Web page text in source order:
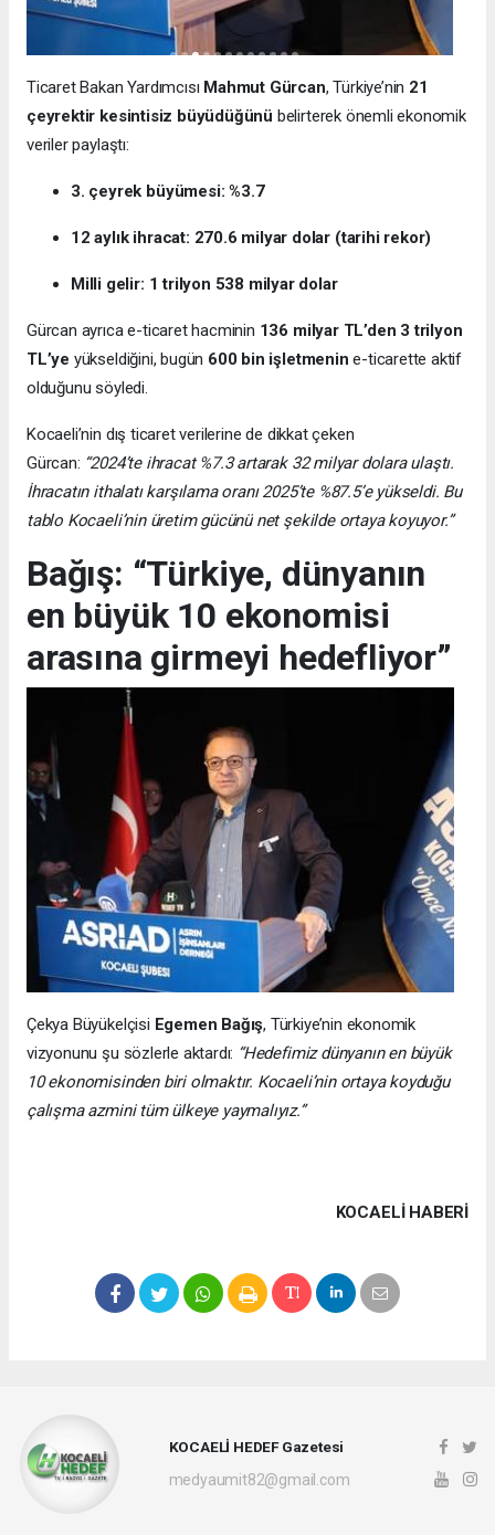
Ticaret Bakan Yardımcısı Mahmut Gürcan, Türkiye’nin 21
çeyrektir kesintisiz büyüdüğünü belirterek önemli ekonomik
veriler paylaştı:
3. çeyrek büyümesi: %3.7
12 aylık ihracat: 270.6 milyar dolar (tarihi rekor)
Milli gelir: 1 trilyon 538 milyar dolar
Gürcan ayrıca e-ticaret hacminin 136 milyar TL’den 3 trilyon
TL’ye yükseldiğini, bugün 600 bin işletmenin e-ticarette aktif
olduğunu söyledi.
Kocaeli’nin dış ticaret verilerine de dikkat çeken
Gürcan: “2024’te ihracat %7.3 artarak 32 milyar dolara ulaştı.
İhracatın ithalatı karşılama oranı 2025’te %87.5’e yükseldi. Bu
tablo Kocaeli’nin üretim gücünü net şekilde ortaya koyuyor.”
Bağış: “Türkiye, dünyanın
en büyük 10 ekonomisi
arasına girmeyi hedefliyor”
Çekya Büyükelçisi Egemen Bağış, Türkiye’nin ekonomik
vizyonunu şu sözlerle aktardı: “Hedefimiz dünyanın en büyük
10 ekonomisinden biri olmaktır. Kocaeli’nin ortaya koyduğu
çalışma azmini tüm ülkeye yaymalıyız.”
KOCAELI HABERİ
KOCAELİ HEDEF Gazetesi
medyaumit82@gmail.com